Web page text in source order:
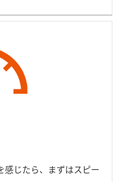
感じたら、まずはスピー